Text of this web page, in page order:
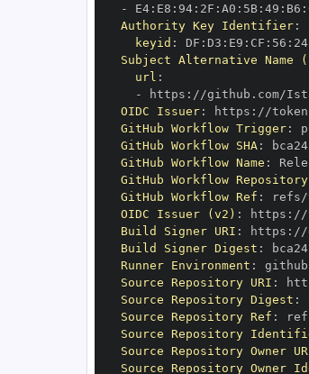
-
E4: E8 : 94: 2F : A0 : 5B: 49 : B6 :
Authority Key Identifier:
keyid : DF : D3 : E9 : CF : 56 : 24
Subject Alternative
url :
-
https : //github.com/
OIDC Issuer: https :
GitHub Workflow Trigger:
GitHub Workflow SHA:
GitHub Workflow Name :
GitHub Workflow Repository
GitHub Workflow Ref :
OIDC Issuer (v2) : https :
Build Signer URI : https : //
Build Signer Digest :
Runner Environment : github
Source Repository URI :
Source Repository Digest :
Source Repository Ref :
Source Repository
Source Repository Owner
Source Repository Owner